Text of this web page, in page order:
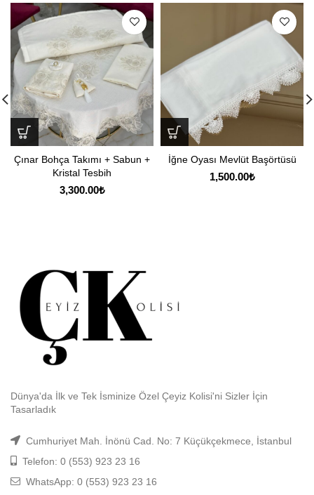
Çınar Bohça Takımı + Sabun +
Kristal Tesbih
3,300.00₺
İğne Oyası Mevlüt Başörtüsü
1,500.00₺
Dünya'da İlk ve Tek İsminize Özel Çeyiz Kolisi'ni Sizler İçin
Tasarladık
Cumhuriyet Mah. İnönü Cad. No: 7 Küçükçekmece, İstanbul
Telefon: 0 (553) 923 23 16
WhatsApp: 0 (553) 923 23 16